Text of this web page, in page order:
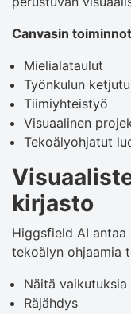
Canvasin
Mielialataulut
Työnkulun
Tiimiyhteistyö
Visuaalinen
Tekoälyohjatut
kirjasto
Higgsfield AI antaa
tekoälyn ohjaamia
Näitä vaikutuksia
Räjähdys